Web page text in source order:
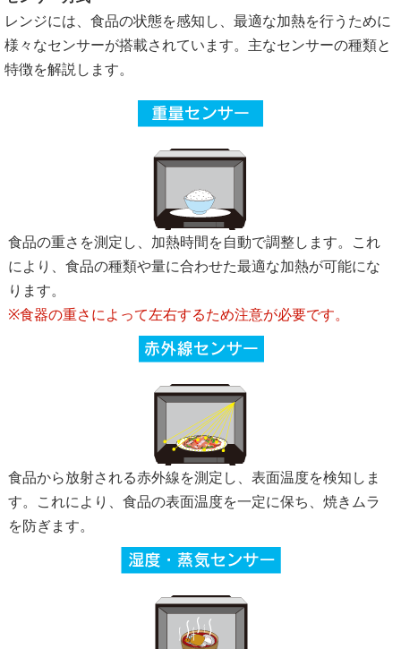
レンジには、食品の状態を感知し、最適な加熱を行うために
様々なセンサーが搭載されています。主なセンサーの種類と
特徴を解説します。
食品の重さを測定し、加熱時間を自動で調整します。これ
により、食品の種類や量に合わせた最適な加熱が可能にな
ります。
※食器の重さによって左右するため注意が必要です。
食品から放射される赤外線を測定し、表面温度を検知しま
す。これにより、食品の表面温度を一定に保ち、焼きムラ
を防ぎます。